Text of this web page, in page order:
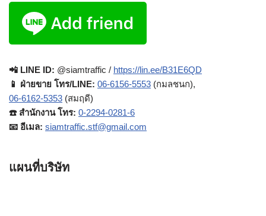
📲 LINE ID: @siamtraffic / https://lin.ee/B31E6QD
📱 ฝ่ายขาย โทร/LINE: 06-6156-5553 (กมลชนก),
06-6162-5353 (สมฤดี)
☎️ สำนักงาน โทร: 0-2294-0281-6
📧 อีเมล: siamtraffic.stf@gmail.com
แผนที่บริษัท